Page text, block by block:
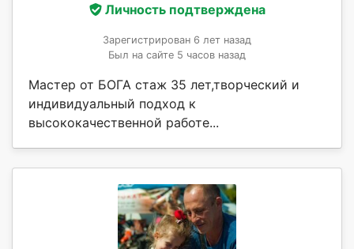
Личность подтверждена
Зарегистрирован 6 лет назад
Был на сайте 5 часов назад
Мастер от БОГА стаж 35 лет,творческий и
индивидуальный подход к
высококачественной работе...